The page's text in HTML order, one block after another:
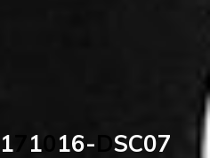
1 10 16- SC07